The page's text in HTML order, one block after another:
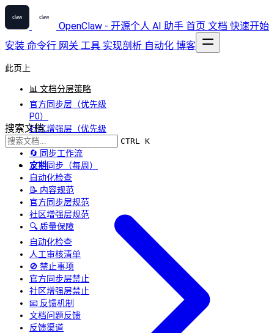
OpenClaw - 开源个人 AI 助手 首页 文档 快速开始
安装 命令行 网关 工具 实现剖析 自动化 博客
搜索文档...
CTRL K
文档
此页上
📊 文档分层策略
官方同步层（优先级
P0）
社区增强层（优先级
P1）
🔄 同步工作流
定期同步（每周）
自动化检查
📝 内容规范
官方同步层规范
社区增强层规范
🔍 质量保障
自动化检查
人工审核清单
🚫 禁止事项
官方同步层禁止
社区增强层禁止
📧 反馈机制
文档问题反馈
反馈渠道